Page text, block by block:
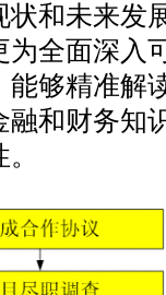
和未来发
全面深入
能够精准解
和财务知